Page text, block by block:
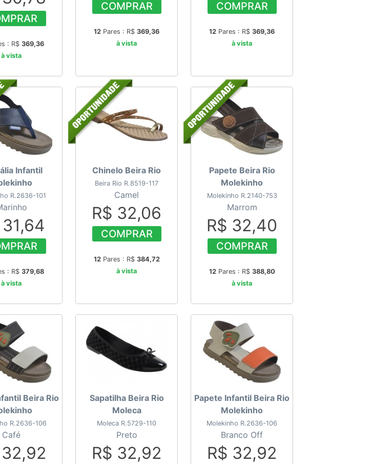
: R$ 369,36
à vista
COMPRAR
12 Pares : R$ 369,36
à vista
COMPRAR
12 Pares : R$ 369,36
à vista
Infantil
R.2636-101
: R$ 379,68
à vista
Chinelo Beira Rio
Beira Rio R.8519-117
Camel
R$ 32,06
COMPRAR
12Pares : R$ 384,72
à vista
Papete Beira Rio
Molekinho
Molekinho R.2140-753
Marrom
R$ 32,40
COMPRAR
12Pares : R$ 388,80
à vista
Beira Rio
R.2636-106
Café
Sapatilha Beira Rio
Moleca
Moleca R.5729-110
Preto
R$ 32,92
Papete Infantil Beira Rio
Molekinho
Molekinho R.2636-106
Branco Off
R$ 32,92